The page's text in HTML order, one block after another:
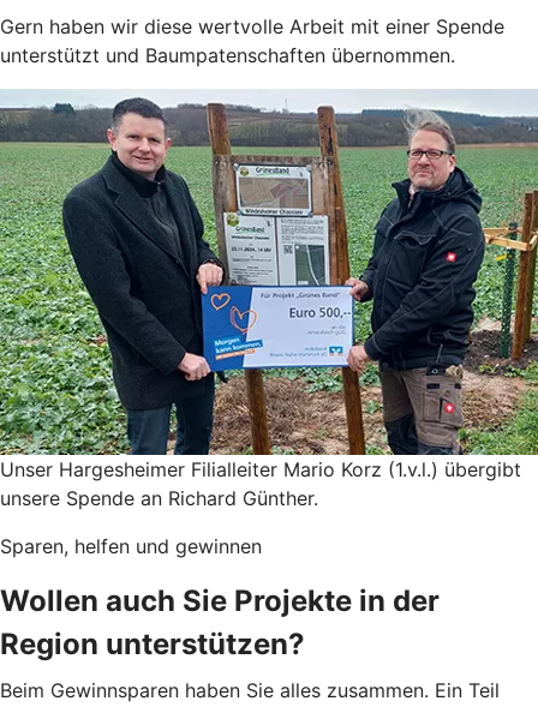
Gern haben wir diese wertvolle Arbeit mit einer Spende
unterstützt und Baumpatenschaften übernommen.
Unser Hargesheimer Filialleiter Mario Korz (1.v.l.) übergibt
unsere Spende an Richard Günther.
Sparen, helfen und gewinnen
Wollen auch Sie Projekte in der
Region unterstützen?
Beim Gewinnsparen haben Sie alles zusammen. Ein Teil